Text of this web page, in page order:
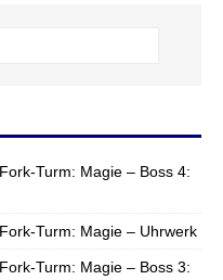
Turm: Magie – Boss 4:
Turm: Magie – Uhrwerk
Turm: Magie – Boss 3: